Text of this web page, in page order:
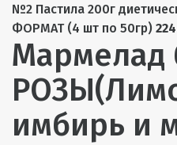
№2 Пастила 200г
ФОРМАТ (4 шт по 50гр)
Мармелад
имбирь и